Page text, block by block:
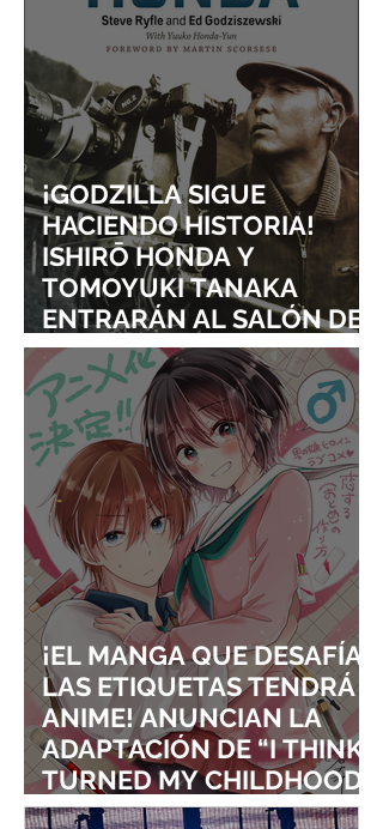
¡GODZILLA SIGUE
HACIENDO HISTORIA!
ISHIRŌ HONDA Y
TOMOYUKI TANAKA
ENTRARÁN AL SALÓN DE
LA FAMA DE LOS EFECTOS
VISUALES
¡EL MANGA QUE DESAFÍA
LAS ETIQUETAS TENDRÁ
ANIME! ANUNCIAN LA
ADAPTACIÓN DE “I THINK I
TURNED MY CHILDHOOD
FRIEND INTO A GIRL”